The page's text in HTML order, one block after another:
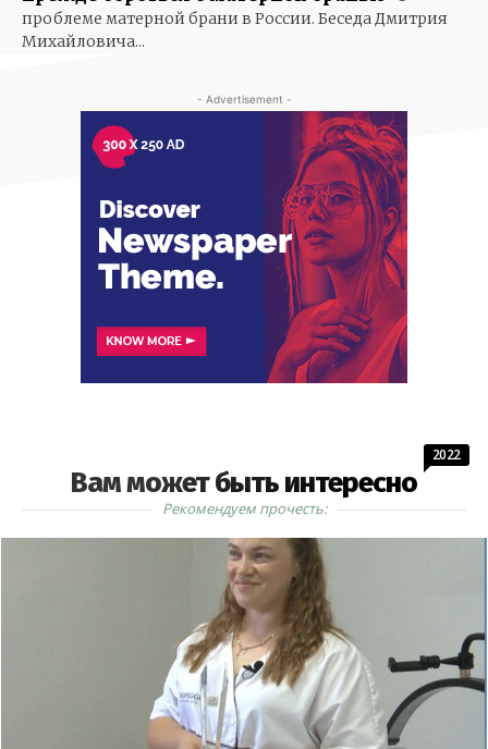
проблеме матерной брани в России. Беседа Дмитрия
Михайловича...
- Advertisement -
Вам может быть интересно
2022
Рекомендуем прочесть: